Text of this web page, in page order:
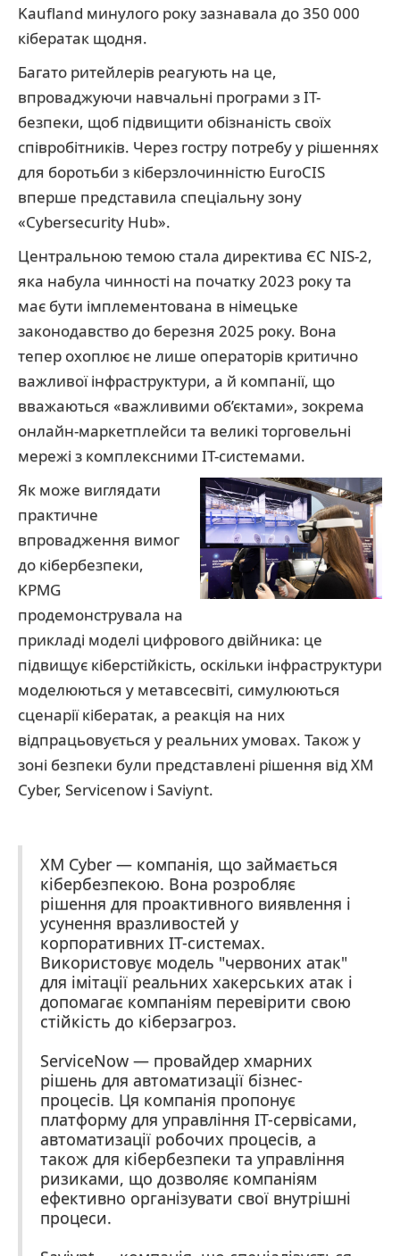
Kaufland минулого року зазнавала до 350 000
кібератак щодня.
Багато ритейлерів реагують на це,
впроваджуючи навчальні програми з ІТ-
безпеки, щоб підвищити обізнаність своїх
співробітників. Через гостру потребу у рішеннях
для боротьби з кіберзлочинністю EuroCIS
вперше представила спеціальну зону
«Cybersecurity Hub».
Центральною темою стала директива ЄС NIS-2,
яка набула чинності на початку 2023 року та
має бути імплементована в німецьке
законодавство до березня 2025 року. Вона
тепер охоплює не лише операторів критично
важливої інфраструктури, а й компанії, що
вважаються «важливими об’єктами», зокрема
онлайн-маркетплейси та великі торговельні
мережі з комплексними ІТ-системами.
Як може виглядати
практичне
впровадження вимог
до кібербезпеки,
KPMG
продемонструвала на
прикладі моделі цифрового двійника: це
підвищує кіберстійкість, оскільки інфраструктури
моделюються у метавсесвіті, симулюються
сценарії кібератак, а реакція на них
відпрацьовується у реальних умовах. Також у
зоні безпеки були представлені рішення від XM
Cyber, Servicenow і Saviynt.
XM Cyber — компанія, що займається
кібербезпекою. Вона розробляє
рішення для проактивного виявлення і
усунення вразливостей у
корпоративних IT-системах.
Використовує модель "червоних атак"
для імітації реальних хакерських атак і
допомагає компаніям перевірити свою
стійкість до кіберзагроз.
ServiceNow — провайдер хмарних
рішень для автоматизації бізнес-
процесів. Ця компанія пропонує
платформу для управління IT-сервісами,
автоматизації робочих процесів, а
також для кібербезпеки та управління
ризиками, що дозволяє компаніям
ефективно організувати свої внутрішні
процеси.